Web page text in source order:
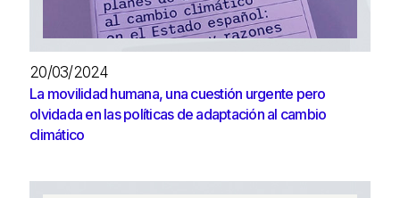
20/03/2024
La movilidad humana, una cuestión urgente pero
olvidada en las políticas de adaptación al cambio
climático